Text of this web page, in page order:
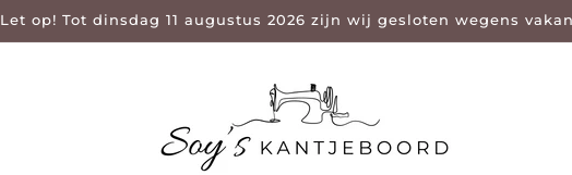
Let op! Tot dinsdag 11 augustus 2026 zijn wij gesloten wegens